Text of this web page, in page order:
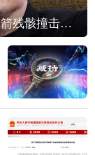
SpaceX火箭残骸撞击月球